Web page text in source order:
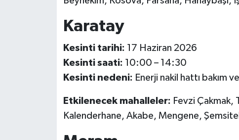
Karatay
Kesinti tarihi: 17 Haziran 2026
Kesinti saati: 10:00 – 14:30
Kesinti nedeni: Enerji nakil hattı bakım
Etkilenecek mahalleler: Fevzi Çakmak,
Kalenderhane, Akabe, Mengene,